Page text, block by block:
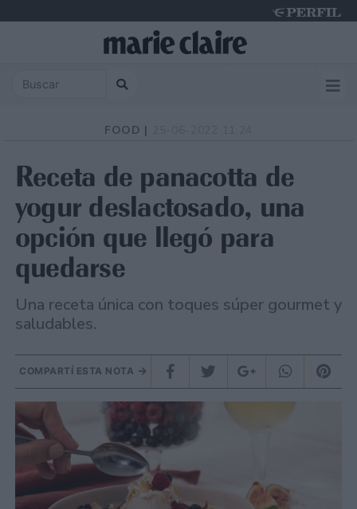
FOOD |
Receta de panacotta de
yogur deslactosado, una
opción que llegó para
quedarse
Una receta única con toques súper gourmet y
saludables.
COMPARTÍ ESTA NOTA